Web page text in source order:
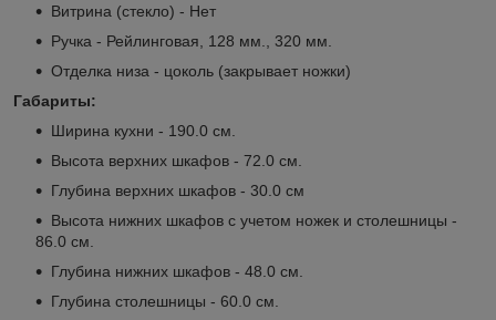
Витрина (стекло) - Нет
Ручка - Рейлинговая, 128 мм., 320 мм.
Отделка низа - цоколь (закрывает ножки)
Габариты:
Ширина кухни - 190.0 см.
Высота верхних шкафов - 72.0 см.
Глубина верхних шкафов - 30.0 см
Высота нижних шкафов с учетом ножек и столешницы -
86.0 см.
Глубина нижних шкафов - 48.0 см.
Глубина столешницы - 60.0 см.